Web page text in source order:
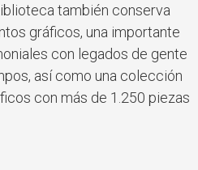
también conserva
gráficos, una importante
con legados de gente
así como una colección
con más de 1.250 piezas